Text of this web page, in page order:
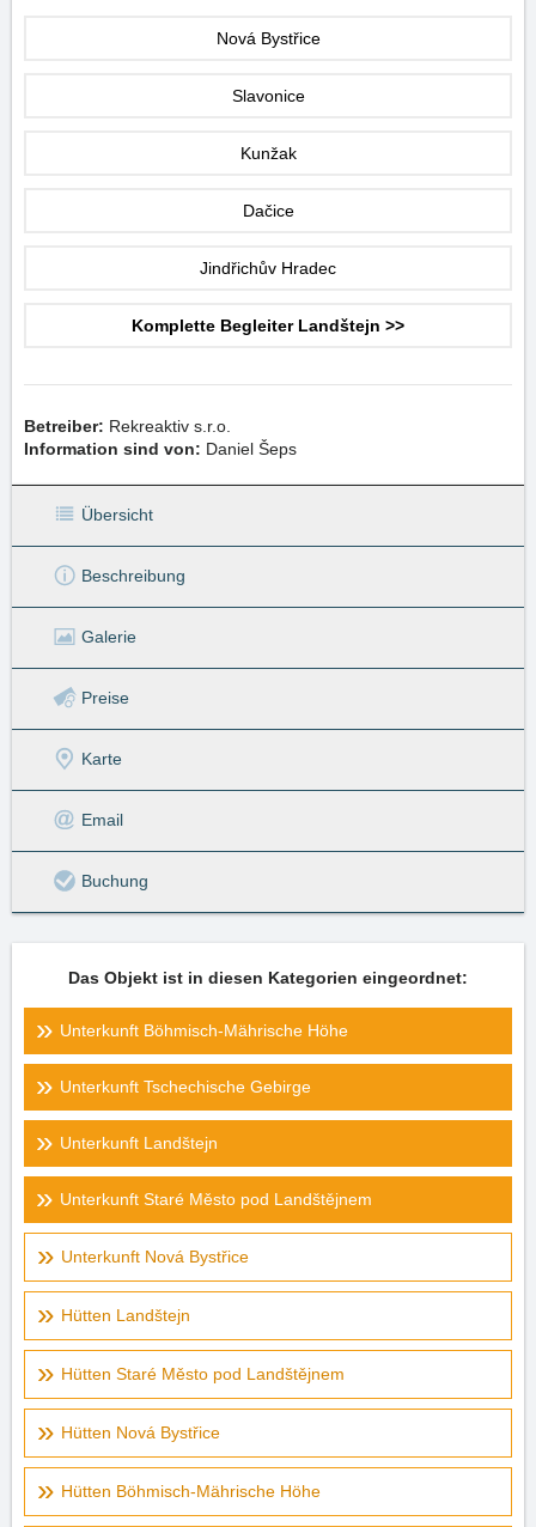
Nová Bystřice
Slavonice
Kunžak
Dačice
Jindřichův Hradec
Komplette Begleiter Landštejn >>
Betreiber: Rekreaktiv s.r.o.
Information sind von: Daniel Šeps
Übersicht
Beschreibung
Galerie
Preise
Karte
Email
Buchung
Das Objekt ist in diesen Kategorien eingeordnet:
Unterkunft Böhmisch-Mährische Höhe
Unterkunft Tschechische Gebirge
Unterkunft Landštejn
Unterkunft Staré Město pod Landštějnem
Unterkunft Nová Bystřice
Hütten Landštejn
Hütten Staré Město pod Landštějnem
Hütten Nová Bystřice
Hütten Böhmisch-Mährische Höhe